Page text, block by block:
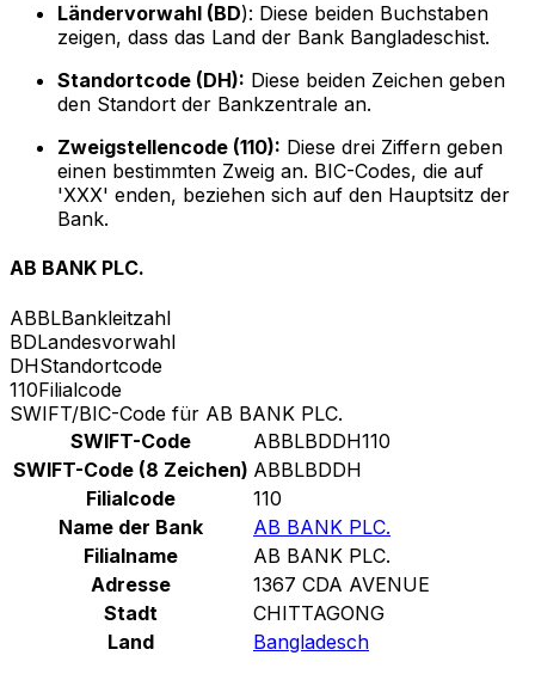
Ländervorwahl (BD): Diese beiden Buchstaben
zeigen, dass das Land der Bank Bangladeschist.
Standortcode (DH): Diese beiden Zeichen geben
den Standort der Bankzentrale an.
Zweigstellencode (110): Diese drei Ziffern geben
einen bestimmten Zweig an. BIC-Codes, die auf
'XXX' enden, beziehen sich auf den Hauptsitz der
Bank.
AB BANK PLC.
ABBLBankleitzahl
BDLandesvorwahl
DHStandortcode
110Filialcode
SWIFT/BIC-Code für AB BANK PLC.
SWIFT-Code
ABBLBDDH110
SWIFT-Code (8 Zeichen) ABBLBDDH
Filialcode
110
Name der Bank
AB BANK PLC.
Filialname
AB BANK PLC.
Adresse
1367 CDA AVENUE
Stadt
CHITTAGONG
Land
Bangladesch